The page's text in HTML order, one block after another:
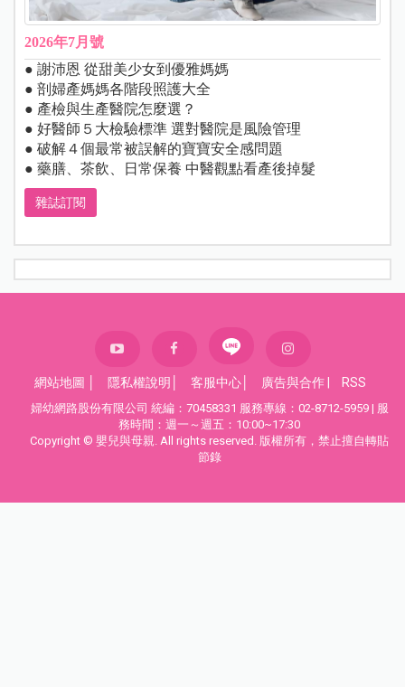
2026年7月號
● 謝沛恩 從甜美少女到優雅媽媽
● 剖婦產媽媽各階段照護大全
● 產檢與生產醫院怎麼選？
● 好醫師５大檢驗標準 選對醫院是風險管理
● 破解４個最常被誤解的寶寶安全感問題
● 藥膳、茶飲、日常保養 中醫觀點看產後掉髮
雜誌訂閱
網站地圖 隱私權說明 客服中心 廣告與合作 RSS
婦幼網路股份有限公司 統編：70458331 服務專線：02-8712-5959 | 服
務時間：週一～週五：10:00~17:30
Copyright © 嬰兒與母親. All rights reserved. 版權所有，禁止擅自轉貼
節錄